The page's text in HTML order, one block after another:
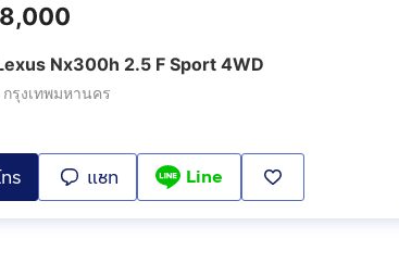
Nx300h 2.5 F Sport 4WD
กรุงเทพมหานคร
ร แชท Line